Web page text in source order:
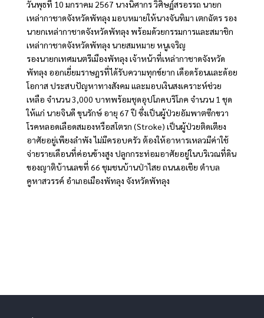
วันพุธที่ 10 มกราคม 2567 นางนิศากร วิศิษฏ์สรอรรถ นายก
เหล่ากาชาดจังหวัดพัทลุง มอบหมายให้นางจันทิมา เตกฉัตร รอง
นายกเหล่ากาชาดจังหวัดพัทลุง พร้อมด้วยกรรมการและสมาชิก
เหล่ากาชาดจังหวัดพัทลุง นายสมหมาย หนูเจริญ
รองนายกเทศมนตรีเมืองพัทลุง เจ้าหน้าที่เหล่ากาชาดจังหวัด
พัทลุง ออกเยี่ยมราษฎรที่ได้รับความทุกข์ยาก เดือดร้อนและด้อย
โอกาส ประสบปัญหาทางสังคม และมอบเงินสงเคราะห์ช่วย
เหลือ จำนวน 3,000 บาทพร้อมชุดอุปโภคบริโภค จำนวน 1 ชุด
ให้แก่ นายจินดี ขุนรักษ์ อายุ 67 ปี ซึ่งเป็นผู้ป่วยอัมพาตซีกขวา
โรคหลอดเลือดสมองหรือสโตรก (Stroke) เป็นผู้ป่วยติดเตียง
อาศัยอยู่เพียงลำพัง ไม่มีครอบครัว ต้องให้อาหารเหลวมีค่าใช้
จ่ายรายเดือนที่ค่อนข้างสูง ปลูกกระท่อมอาศัยอยู่ในบริเวณที่ดิน
ของญาติบ้านเลขที่ 66 ชุมชนบ้านป่าไสย ถนนเอเชีย ตำบล
คูหาสวรรค์ อำเภอเมืองพัทลุง จังหวัดพัทลุง